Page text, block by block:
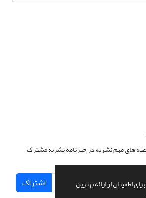
اطمینان از ارائه بهترین
های مهم نشریه در خبرنامه نشریه مشترک
اشتراک